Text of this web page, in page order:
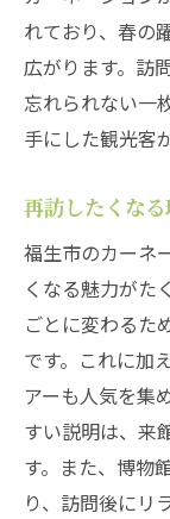
れており、春の
広がります。訪
忘れられない一
手にした観光客
再訪したくなる
福生市のカーネ
くなる魅力がた
ごとに変わるた
です。これに加
アーも人気を集
すい説明は、来
す。また、博物
り、訪問後にリ